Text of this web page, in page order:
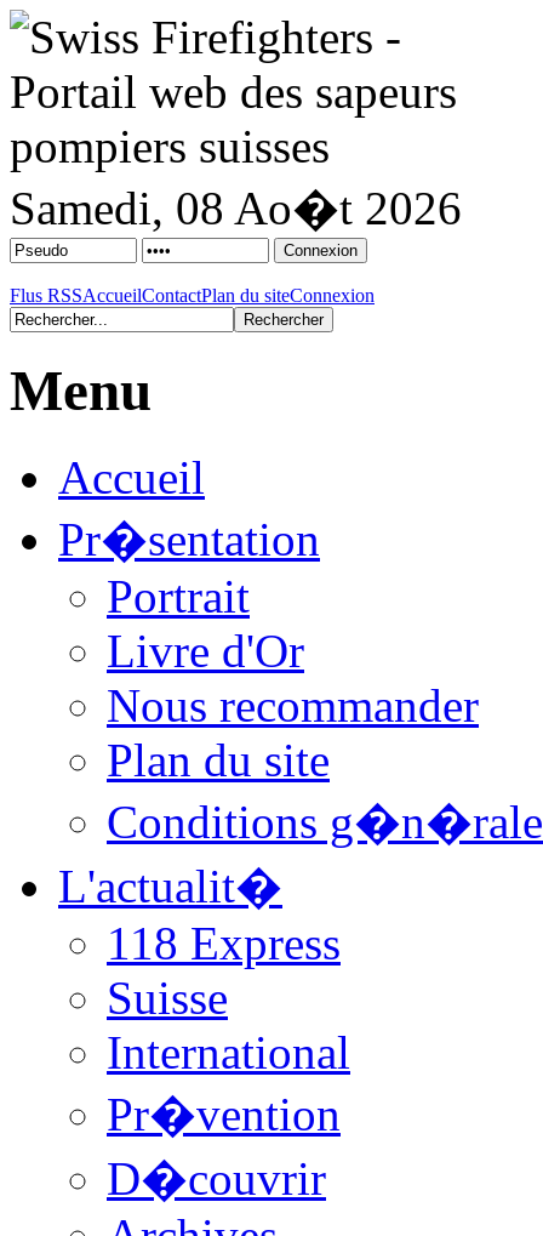
Samedi, 08 Ao�t 2026
Flus RSSAccueilContactPlan du siteConnexion
Menu
Accueil
Pr�sentation
Portrait
Livre d'Or
Nous recommander
Plan du site
Conditions
L'actualit�
118 Express
Suisse
International
Pr�vention
D�couvrir